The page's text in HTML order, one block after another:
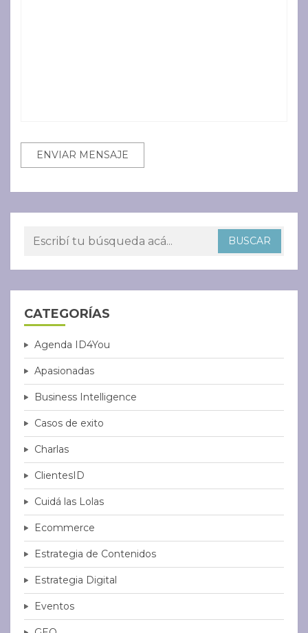
CATEGORÍAS
Agenda ID4You
Apasionadas
Business Intelligence
Casos de exito
Charlas
ClientesID
Cuidá las Lolas
Ecommerce
Estrategia de Contenidos
Estrategia Digital
Eventos